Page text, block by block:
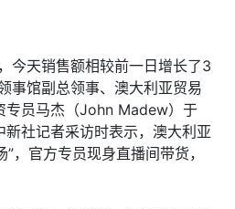
今天销售额相较前一日增长了3
事馆副总领事、澳大利亚贸易
专员马杰（John Madew）于
社记者采访时表示，澳大利亚
”，官方专员现身直播间带货，